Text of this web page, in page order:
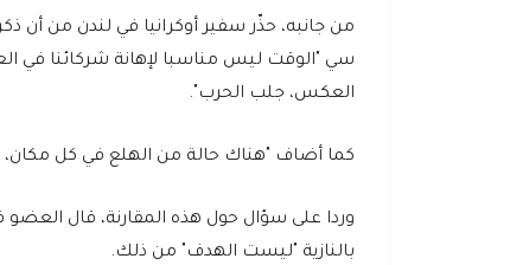
من جانبه، حذّر سفير أوكرانيا في لندن من أن
سي "الوقت ليس مناسبا لإهانة شركائنا في
العكس، جلب الحرب".
كما أضاف "هناك حالة من الهلع في كل
وردا على سؤال حول هذه المقارنة، قال العضو
بالنازية "ليست الهدف" من ذلك.